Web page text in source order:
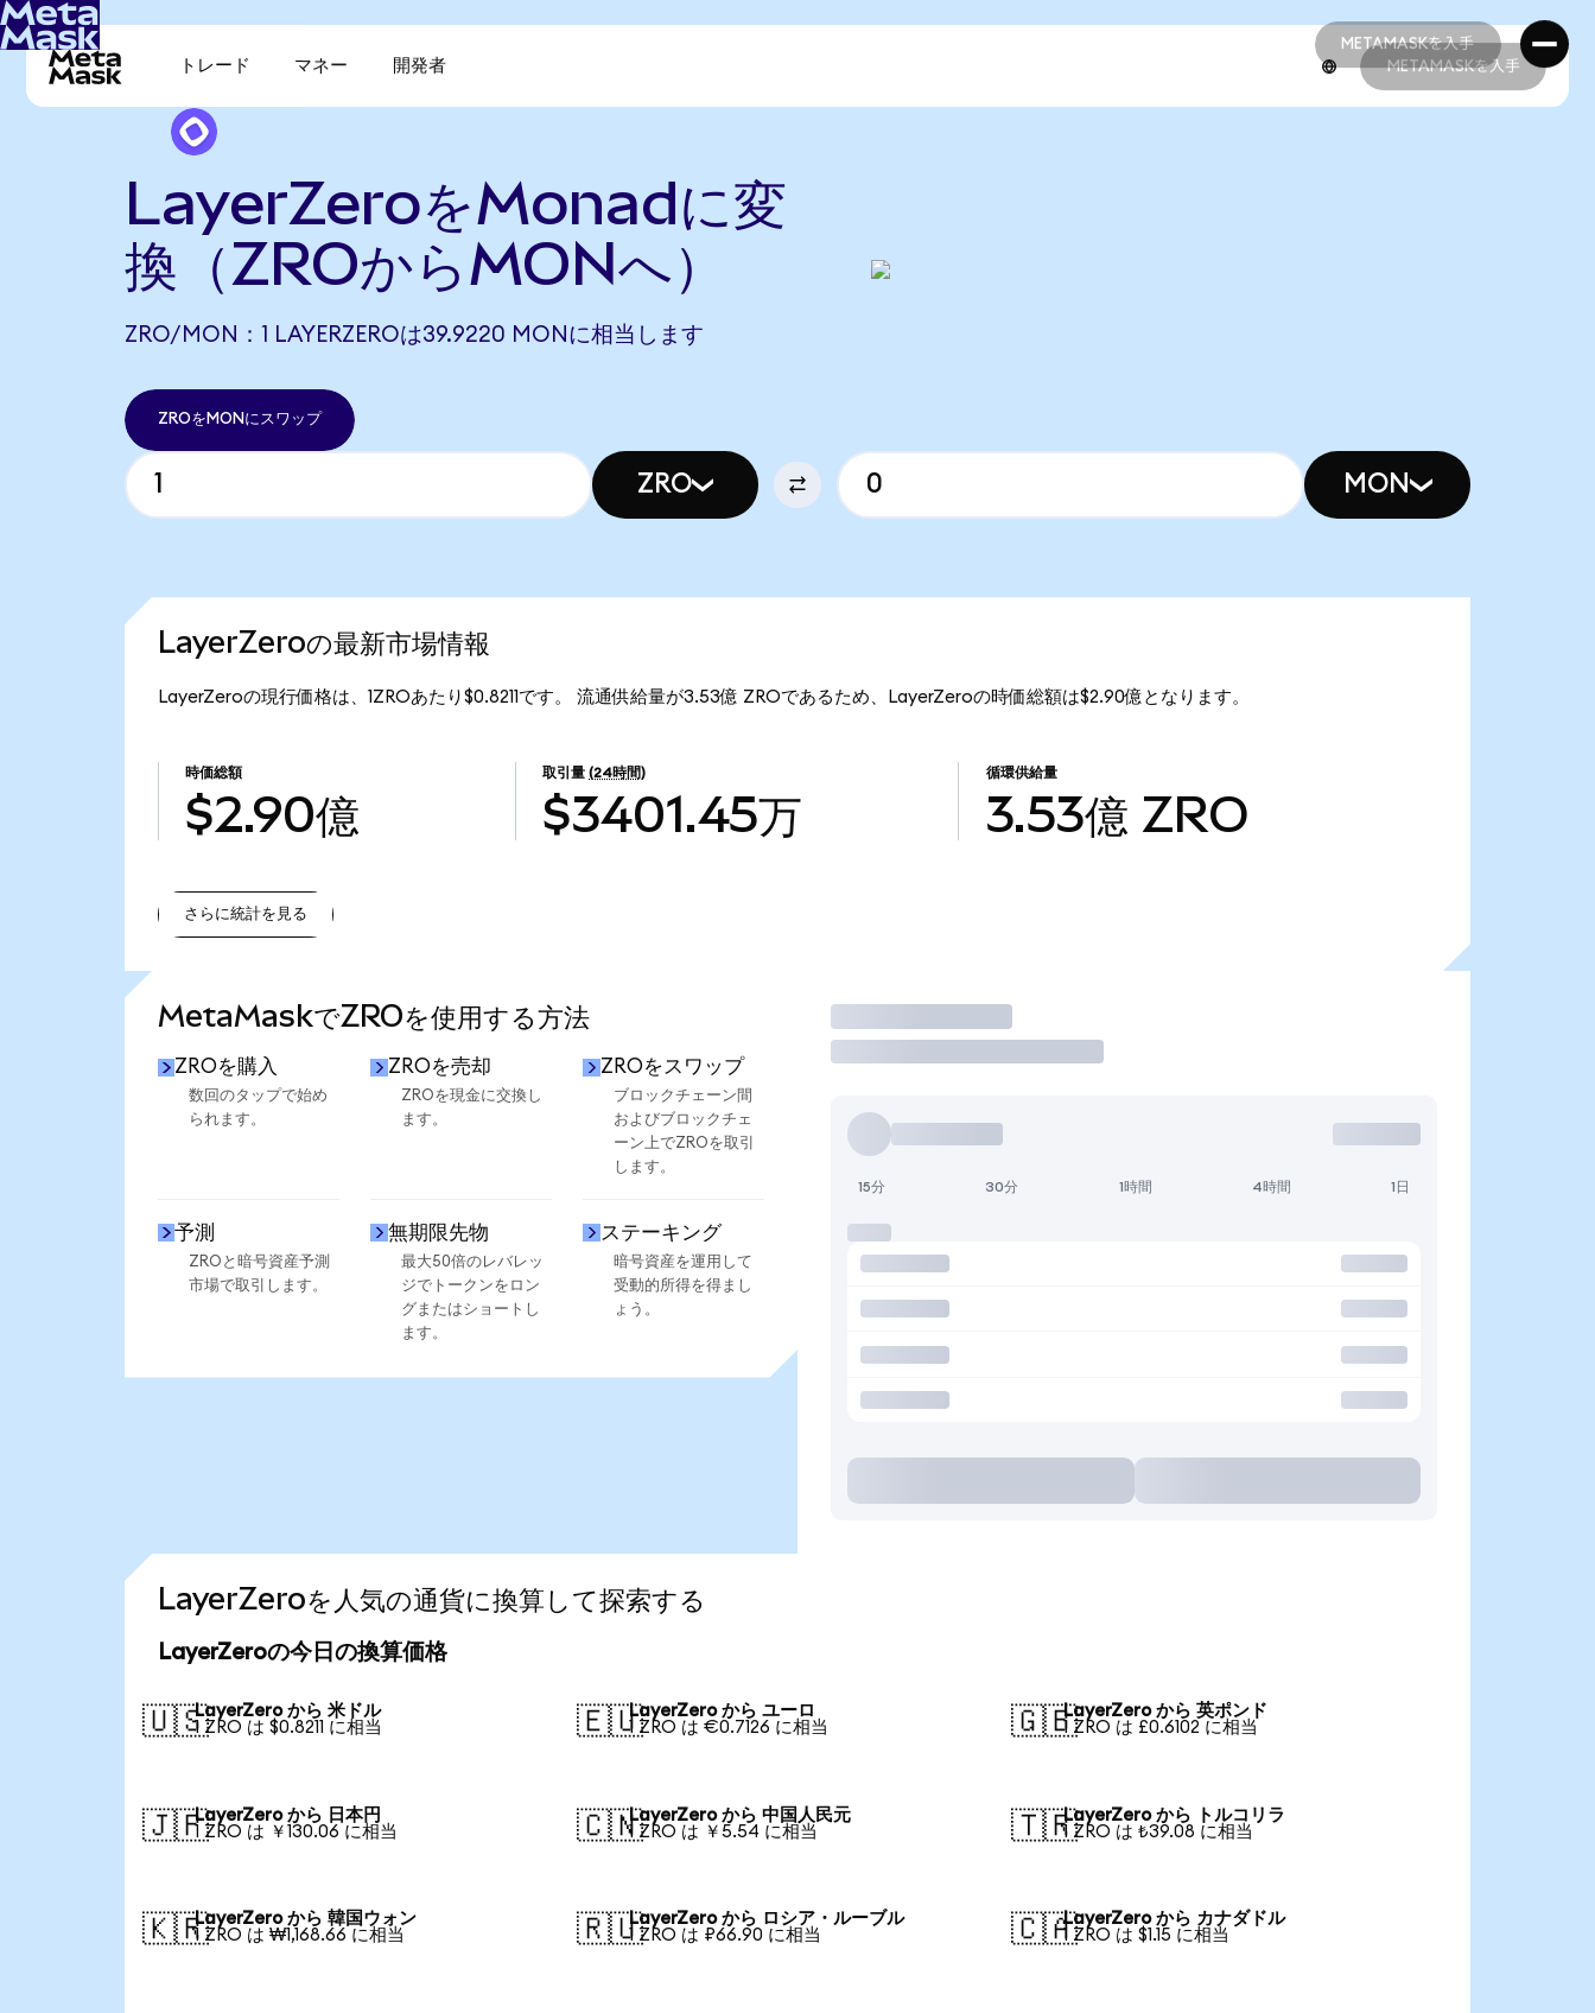
METAMASKを入手
METAMASKを入手
トレード マネー 開発者 METAMASKを入手
LayerZeroをMonadに変
換（ZROからMONへ）
ZRO/MON：1 LAYERZEROは39.9220 MONに相当します
ZROをMONにスワップ
ZRO MON
LayerZeroの最新市場情報
LayerZeroの現行価格は、1ZROあたり$0.8211です。 流通供給量が3.53億 ZROであるため、LayerZeroの時価総額は$2.90億となります。
時価総額
$2.90億
取引量 (24時間)
$3401.45万
循環供給量
3.53億 ZRO
さらに統計を見る
MetaMaskでZROを使用する方法
ZROを購入
数回のタップで始め
られます。
ZROを売却
ZROを現金に交換し
ます。
ZROをスワップ
ブロックチェーン間
およびブロックチェ
ーン上でZROを取引
します。
予測
ZROと暗号資産予測
市場で取引します。
無期限先物
最大50倍のレバレッ
ジでトークンをロン
グまたはショートし
ます。
ステーキング
暗号資産を運用して
受動的所得を得まし
ょう。
取引
15分 30分 1時間 4時間 1日
LayerZeroを人気の通貨に換算して探索する
LayerZeroの今日の換算価格
🇺🇸LayerZero から 米ドル
1 ZRO は $0.8211 に相当
🇪🇺LayerZero から ユーロ
1 ZRO は €0.7126 に相当
🇬🇧LayerZero から 英ポンド
1 ZRO は £0.6102 に相当
🇯🇵LayerZero から 日本円
1 ZRO は ￥130.06 に相当
🇨🇳LayerZero から 中国人民元
1 ZRO は ￥5.54 に相当
🇹🇷LayerZero から トルコリラ
1 ZRO は ₺39.08 に相当
🇰🇷LayerZero から 韓国ウォン
1 ZRO は ₩1,168.66 に相当
🇷🇺LayerZero から ロシア・ルーブル
1 ZRO は ₽66.90 に相当
🇨🇦LayerZero から カナダドル
1 ZRO は $1.15 に相当